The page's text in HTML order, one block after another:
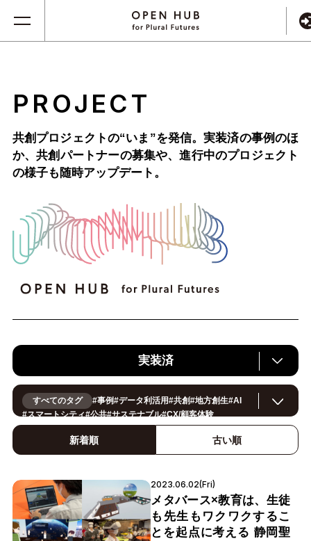
PROJECT
共創プロジェクトの“いま”を発信。実装済の事例のほ
か、共創パートナーの募集や、進行中のプロジェクト
の様子も随時アップデート。
実装済
すべてのタグ #事例#データ利活用#共創#地方創生#AI
#スマートシティ#公共#サステナブル#CX/顧客体験
#ヘルスケア#環境・エネルギー#働き方改革
イノベーション#IoT
スマートファクトリー
#デジタルツイン
新着順 古い順
2023.06.02(Fri)
メタバース×教育は、生徒
も先生もワクワクするこ
とを起点に考える 静岡聖